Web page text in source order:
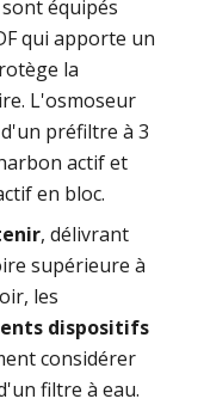
équipés
qui apporte un
la
L'osmoseur
préfiltre à 3
actif et
en bloc.
, délivrant
supérieure à
les
dispositifs
considérer
filtre à eau.